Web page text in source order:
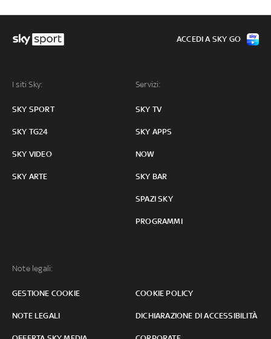
I siti Sky:
SKY SPORT
SKY TG24
SKY VIDEO
SKY ARTE
Servizi:
SKY TV
SKY APPS
NOW
SKY BAR
SPAZI SKY
PROGRAMMI
Note legali:
GESTIONE COOKIE COOKIE POLICY
NOTE LEGALI DICHIARAZIONE DI ACCESSIBILITÀ
ACCEDI A SKY GO